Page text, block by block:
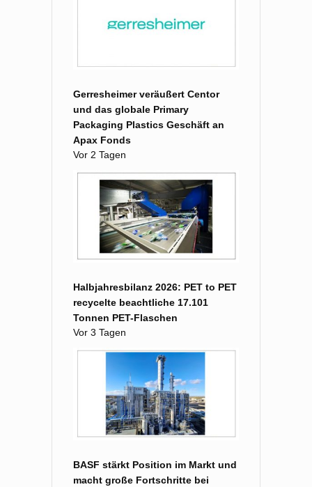
Gerresheimer veräußert Centor
und das globale Primary
Packaging Plastics Geschäft an
Apax Fonds
Vor 2 Tagen
Halbjahresbilanz 2026: PET to PET
recycelte beachtliche 17.101
Tonnen PET-Flaschen
Vor 3 Tagen
BASF stärkt Position im Markt und
macht große Fort­schritte bei